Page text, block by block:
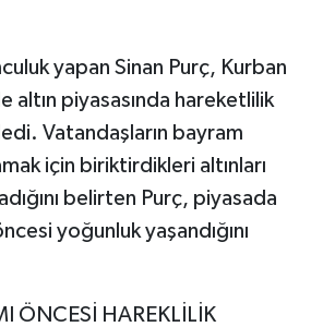
yapan Sinan Purç, Kurban
altın piyasasında hareketlilik
Vatandaşların bayram
için biriktirdikleri altınları
belirten Purç, piyasada
yoğunluk yaşandığını
ÖNCESİ HAREKLİLİK